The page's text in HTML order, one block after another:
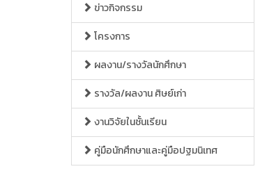
ข่าวกิจกรรม
โครงการ
ผลงาน/รางวัลนักศึกษา
รางวัล/ผลงาน ศิษย์เก่า
งานวิจัยในชั้นเรียน
คู่มือนักศึกษาและคู่มือปฐมนิเทศ